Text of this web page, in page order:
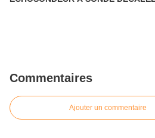
Commentaires
Ajouter un commentaire